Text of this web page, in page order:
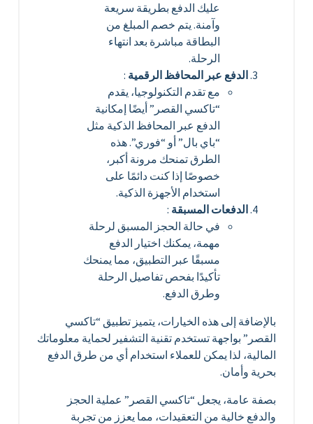
عليك الدفع بطريقة سريعة
وآمنة. يتم خصم المبلغ من
البطاقة مباشرة بعد انتهاء
الرحلة.
الدفع عبر المحافظ الرقمية:
مع تقدم التكنولوجيا، يقدم
“تاكسي القصر” أيضًا إمكانية
الدفع عبر المحافظ الذكية مثل
“باي بال” أو “فوري”. هذه
الطرق تمنحك مرونة أكبر،
خصوصًا إذا كنت دائمًا على
استخدام الأجهزة الذكية.
الدفعات المسبقة:
في حالة الحجز المسبق لرحلة
مهمة، يمكنك اختيار الدفع
مسبقًا عبر التطبيق، مما يمنحك
تأكيدًا بفحص تفاصيل الرحلة
وطرق الدفع.
بالإضافة إلى هذه الخيارات، يتميز تطبيق “تاكسي
القصر” بواجهة تستخدم تقنية التشفير لحماية معلوماتك
المالية، لذا يمكن للعملاء استخدام أي من طرق الدفع
بحرية وأمان.
بصفة عامة، يجعل “تاكسي القصر” عملية الحجز
والدفع خالية من التعقيدات، مما يعزز من تجربة